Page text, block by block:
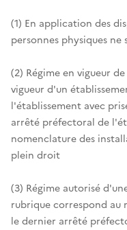
(1) En application des
personnes physiques ne
(2) Régime en vigueur
vigueur d'un
l'établissement avec
arrêté préfectoral de
nomenclature des
plein droit
(3) Régime autorisé
rubrique correspond au
le dernier arrêté